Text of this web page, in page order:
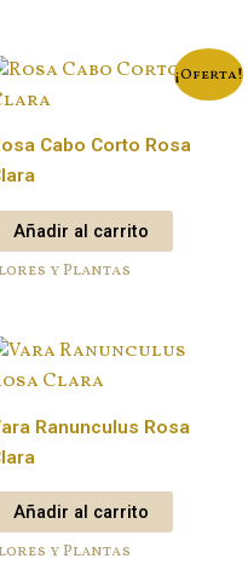
¡Oferta!
Cabo Corto Rosa
Añadir al carrito
y Plantas
Ranunculus Rosa
Añadir al carrito
y Plantas